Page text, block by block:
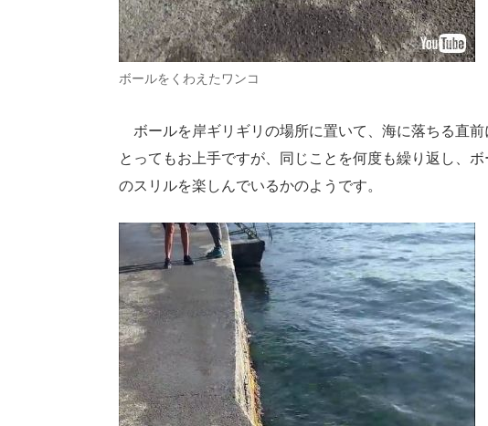
ボールをくわえたワンコ
ボールを岸ギリギリの場所に置いて、海に落ちる直前
とってもお上手ですが、同じことを何度も繰り返し、
のスリルを楽しんでいるかのようです。